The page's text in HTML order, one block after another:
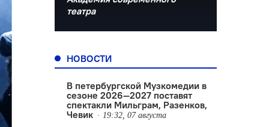
театра
НОВОСТИ
В петербургской Музкомедии в
сезоне 2026—2027 поставят
спектакли Мильграм, Разенков,
Чевик
19:32, 07 августа